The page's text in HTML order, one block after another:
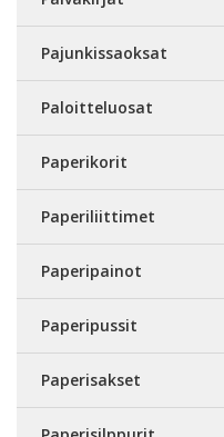
Pajunkissaoksat
Paloitteluosat
Paperikorit
Paperiliittimet
Paperipainot
Paperipussit
Paperisakset